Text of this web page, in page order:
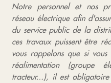
Notre personnel et nos
réseau électrique afin
du service public de la
ces travaux puissent être
vous rappelons que si
réalimentation (groupe
tracteur...), il est